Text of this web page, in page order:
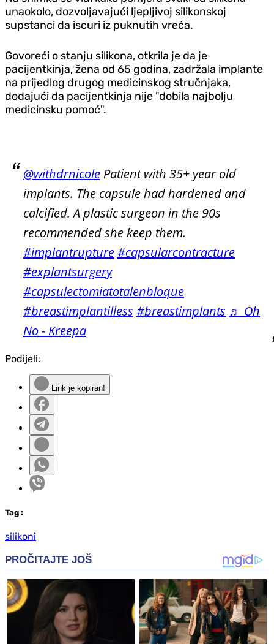
unaokolo, dozvoljavajući ljepljivoj silikonskoj
supstanci da iscuri iz puknutih vreća.
Govoreći o stanju silikona, otkrila je da je
pacijentkinja, žena od 65 godina, zadržala implante
na prijedlog drugog medicinskog stručnjaka,
dodajući da pacijentkinja nije "dobila najbolju
medicinsku pomoć".
@withdrnicole Patient with 35+ year old
implants. The capsule had hardened and
calcified. A plastic surgeon in the 90s
recommended she keep them.
#implantrupture#capsularcontracture
#explantsurgery
#capsulectomiatotalenbloque
#breastimplantilless #breastimplants ♬ Oh
No - Kreepa
Podijeli:
Link je kopiran!
Tag :
silikoni